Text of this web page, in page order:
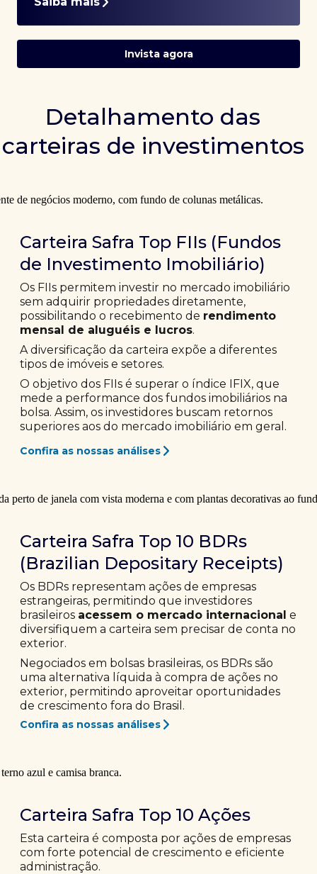
Invista agora
Detalhamento das
carteiras de investimentos
Carteira Safra Top FIIs (Fundos
de Investimento Imobiliário)
Os FIIs permitem investir no mercado imobiliário
sem adquirir propriedades diretamente,
possibilitando o recebimento de rendimento
mensal de aluguéis e lucros.
A diversificação da carteira expõe a diferentes
tipos de imóveis e setores.
O objetivo dos FIIs é superar o índice IFIX, que
mede a performance dos fundos imobiliários na
bolsa. Assim, os investidores buscam retornos
superiores aos do mercado imobiliário em geral.
Confira as nossas análises
Carteira Safra Top 10 BDRs
(Brazilian Depositary Receipts)
Os BDRs representam ações de empresas
estrangeiras, permitindo que investidores
brasileiros acessem o mercado internacional e
diversifiquem a carteira sem precisar de conta no
exterior.
Negociados em bolsas brasileiras, os BDRs são
uma alternativa líquida à compra de ações no
exterior, permitindo aproveitar oportunidades
de crescimento fora do Brasil.
Confira as nossas análises
Carteira Safra Top 10 Ações
Esta carteira é composta por ações de empresas
com forte potencial de crescimento e eficiente
administração.